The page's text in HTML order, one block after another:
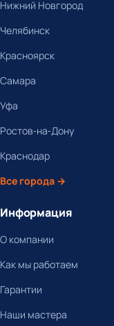
Нижний Новгород
Челябинск
Красноярск
Самара
Уфа
Ростов-на-Дону
Краснодар
Все города →
Информация
О компании
Как мы работаем
Гарантии
Наши мастера